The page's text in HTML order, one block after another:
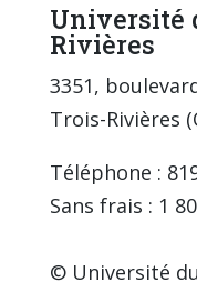
Université
Rivières
3351,
Trois-Rivières
Téléphone :
Sans frais : 1
© Université